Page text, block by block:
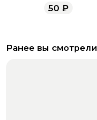
50 ₽
Ранее вы смотрели